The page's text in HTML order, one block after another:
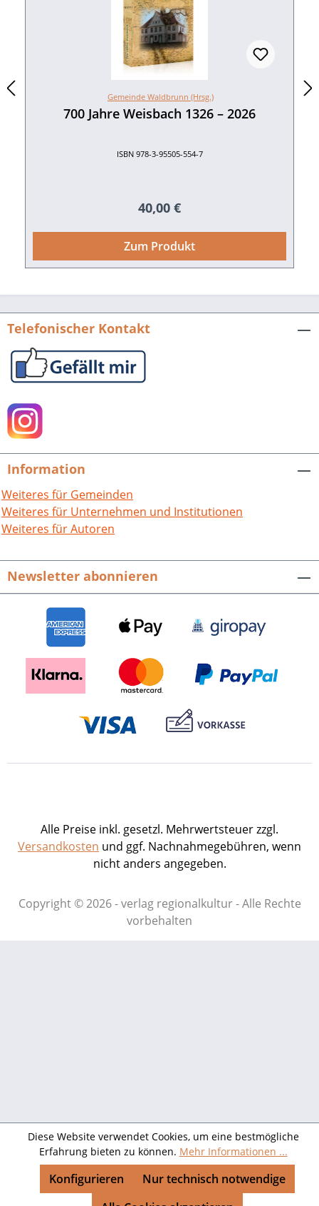
Gemeinde Waldbrunn (Hrsg.)
700 Jahre Weisbach 1326 – 2026
ISBN 978-3-95505-554-7
Regulärer Preis:
40,00 €
Zum Produkt
Telefonischer Kontakt
Information
Weiteres für Gemeinden
Weiteres für Unternehmen und Institutionen
Weiteres für Autoren
Newsletter abonnieren
Alle Preise inkl. gesetzl. Mehrwertsteuer zzgl.
Versandkosten und ggf. Nachnahmegebühren, wenn
nicht anders angegeben.
Copyright © 2026 - verlag regionalkultur - Alle Rechte
vorbehalten
Diese Website verwendet Cookies, um eine bestmögliche
Erfahrung bieten zu können. Mehr Informationen ...
Nur technisch notwendige
Konfigurieren